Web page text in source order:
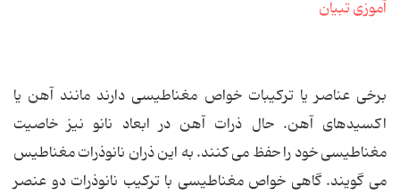
برخی عناصر یا ترکیبات خواص مغناطیسی دارند مانند آهن یا
اکسیدهای آهن. حال ذرات آهن در ابعاد نانو نیز خاصیت
مغناطیسی خود را حفظ می کنند. به این ذران نانوذرات مغناطیس
می گویند. گاهی خواص مغناطیسی با ترکیب نانوذرات دو عنصر